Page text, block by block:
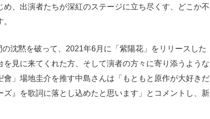
、出演者たちが深紅のステージに立ち尽くす、どこか不
沈黙を破って、2021年6月に「紫陽花」をリリースした
見に来てくれた方、そして演者の方々に寄り添うような
」場地圭介を推す中島さんは「もともと原作が大好きだ
』を歌詞に落とし込めたと思います」とコメントし、新